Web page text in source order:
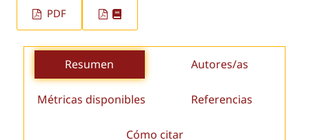
PDF
Resumen Autores/as
Métricas disponibles Referencias
Cómo citar